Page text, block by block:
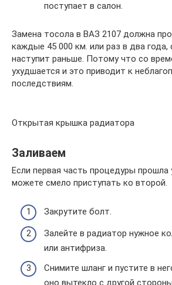
поступает в салон.
Замена тосола в ВАЗ 2107 должна
каждые 45 000 км. или раз в два года,
наступит раньше. Потому что со
ухудшается и это приводит к
последствиям.
Открытая крышка радиатора
Заливаем
Если первая часть процедуры
можете смело приступать ко второй.
Закрутите болт.
Залейте в радиатор нужное
или антифриза.
Снимите шланг и пустите в
оно вытекло с другой